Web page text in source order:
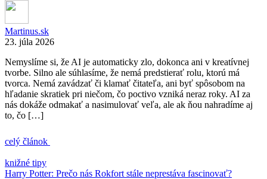
Martinus.sk
23. júla 2026
Nemyslíme si, že AI je automaticky zlo, dokonca ani v kreatívnej
tvorbe. Silno ale súhlasíme, že nemá predstierať rolu, ktorú má
tvorca. Nemá zavádzať či klamať čitateľa, ani byť spôsobom na
hľadanie skratiek pri niečom, čo poctivo vzniká neraz roky. AI za
nás dokáže odmakať a nasimulovať veľa, ale ak ňou nahradíme aj
to, čo […]
celý článok
knižné tipy
Harry Potter: Prečo nás Rokfort stále neprestáva fascinovať?